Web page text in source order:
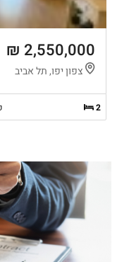
2,550,000 ₪
צפון יפו, תל אביב
2